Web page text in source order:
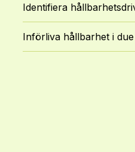
Identifiera
Införliva hållbarhet i